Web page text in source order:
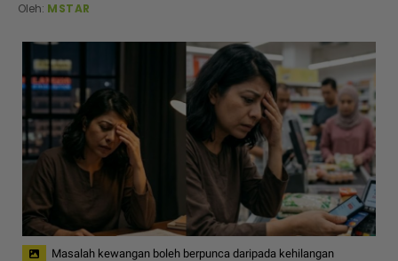
Oleh: MSTAR
Masalah kewangan boleh berpunca daripada kehilangan